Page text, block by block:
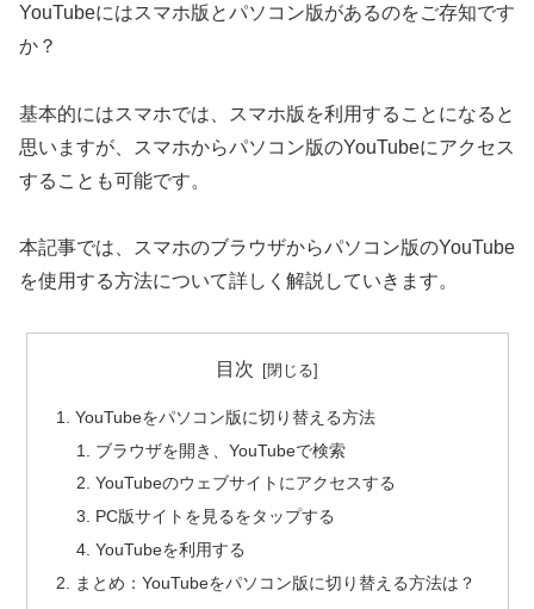
YouTubeにはスマホ版とパソコン版があるのをご存知です
か？
基本的にはスマホでは、スマホ版を利用することになると
思いますが、スマホからパソコン版のYouTubeにアクセス
することも可能です。
本記事では、スマホのブラウザからパソコン版のYouTube
を使用する方法について詳しく解説していきます。
目次
YouTubeをパソコン版に切り替える方法
ブラウザを開き、YouTubeで検索
YouTubeのウェブサイトにアクセスする
PC版サイトを見るをタップする
YouTubeを利用する
まとめ：YouTubeをパソコン版に切り替える方法は？